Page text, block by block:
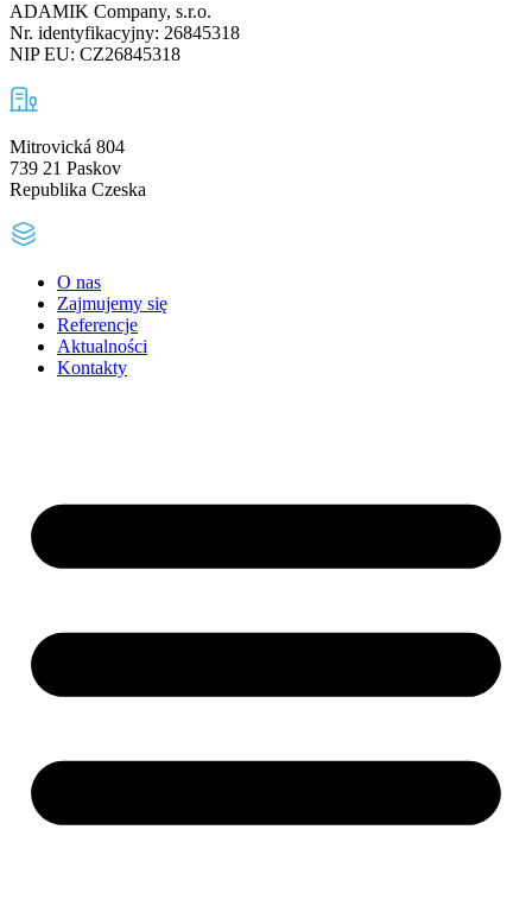
ADAMIK Company, s.r.o.
Nr. identyfikacyjny: 26845318
NIP EU: CZ26845318
Mitrovická 804
739 21 Paskov
Republika Czeska
O nas
Zajmujemy się
Referencje
Aktualności
Kontakty